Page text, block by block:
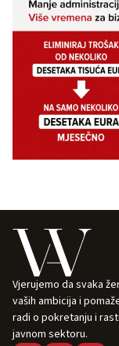
Vjerujemo da svaka
vaših ambicija i
radi o pokretanju i
javnom sektoru.